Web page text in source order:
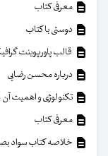
معرفی کتاب
دوستی با کتاب
قالب پاورپوینت
درباره محسن رضایی
تکنولوژی و اهمیت آن
معرفی کتاب
خلاصه کتاب سواد